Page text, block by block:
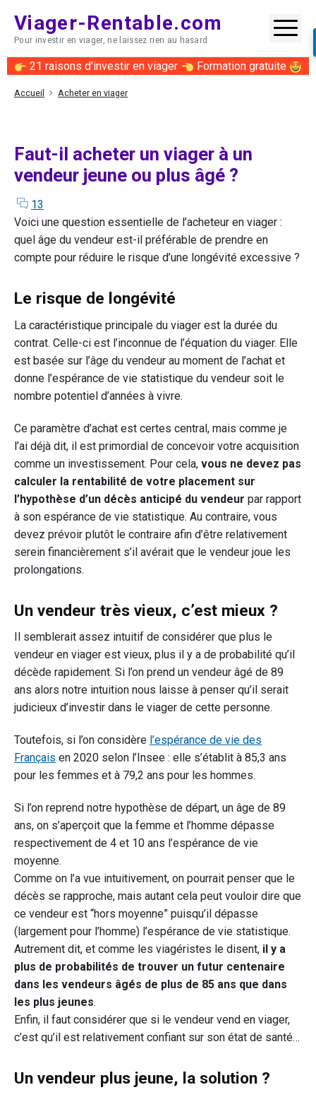
content
Viager-Rentable.com
Pour investir en viager, ne laissez rien au hasard
21 raisons d'investir en viager Formation gratuite
Accueil Acheter en viager
Faut-il acheter un viager à un
vendeur jeune ou plus âgé ?
13
"Faut-
il
acheter
viager
un
vendeur
jeune
ou
plus
?"
Voici une question essentielle de l’acheteur en viager :
quel âge du vendeur est-il préférable de prendre en
compte pour réduire le risque d’une longévité excessive ?
Le risque de longévité
La caractéristique principale du viager est la durée du
contrat. Celle-ci est l’inconnue de l’équation du viager. Elle
est basée sur l’âge du vendeur au moment de l’achat et
donne l’espérance de vie statistique du vendeur soit le
nombre potentiel d’années à vivre.
Ce paramètre d’achat est certes central, mais comme je
l’ai déjà dit, il est primordial de concevoir votre acquisition
comme un investissement. Pour cela, vous ne devez pas
calculer la rentabilité de votre placement sur
l’hypothèse d’un décès anticipé du vendeur par rapport
à son espérance de vie statistique. Au contraire, vous
devez prévoir plutôt le contraire afin d’être relativement
serein financièrement s’il avérait que le vendeur joue les
prolongations.
Un vendeur très vieux, c’est mieux ?
Il semblerait assez intuitif de considérer que plus le
vendeur en viager est vieux, plus il y a de probabilité qu’il
décède rapidement. Si l’on prend un vendeur âgé de 89
ans alors notre intuition nous laisse à penser qu’il serait
judicieux d’investir dans le viager de cette personne.
Toutefois, si l’on considère l’espérance de vie des
Français en 2020 selon l’Insee : elle s’établit à 85,3 ans
pour les femmes et à 79,2 ans pour les hommes.
Si l’on reprend notre hypothèse de départ, un âge de 89
ans, on s’aperçoit que la femme et l’homme dépasse
respectivement de 4 et 10 ans l’espérance de vie
moyenne.
Comme on l’a vue intuitivement, on pourrait penser que le
décès se rapproche, mais autant cela peut vouloir dire que
ce vendeur est “hors moyenne” puisqu’il dépasse
(largement pour l’homme) l’espérance de vie statistique.
Autrement dit, et comme les viagéristes le disent, il y a
plus de probabilités de trouver un futur centenaire
dans les vendeurs âgés de plus de 85 ans que dans
les plus jeunes.
Enfin, il faut considérer que si le vendeur vend en viager,
c’est qu’il est relativement confiant sur son état de santé…
Un vendeur plus jeune, la solution ?